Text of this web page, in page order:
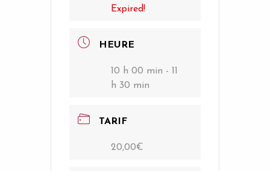
Expired!
HEURE
10 h 00 min - 11
h 30 min
TARIF
20,00€